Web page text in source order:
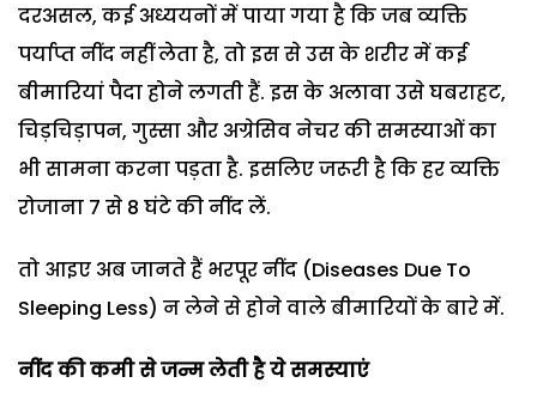
दरअसल, कई अध्ययनों में पाया गया है कि जब व्यक्ति
पर्याप्त नींद नहीं लेता है, तो इस से उस के शरीर में कई
बीमारियां पैदा होने लगती हैं. इस के अलावा उसे घबराहट,
चिड़चिड़ापन, गुस्सा और अग्रेसिव नेचर की समस्याओं का
भी सामना करना पड़ता है. इसलिए जरूरी है कि हर व्यक्ति
रोजाना 7 से 8 घंटे की नींद लें.
तो आइए अब जानते हैं भरपूर नींद (Diseases Due To
Sleeping Less) न लेने से होने वाले बीमारियों के बारे में.
नींद की कमी से जन्म लेती है ये समस्याएं